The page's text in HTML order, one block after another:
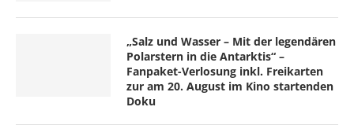
„Salz und Wasser – Mit der legendären
Polarstern in die Antarktis“ –
Fanpaket-Verlosung inkl. Freikarten
zur am 20. August im Kino startenden
Doku